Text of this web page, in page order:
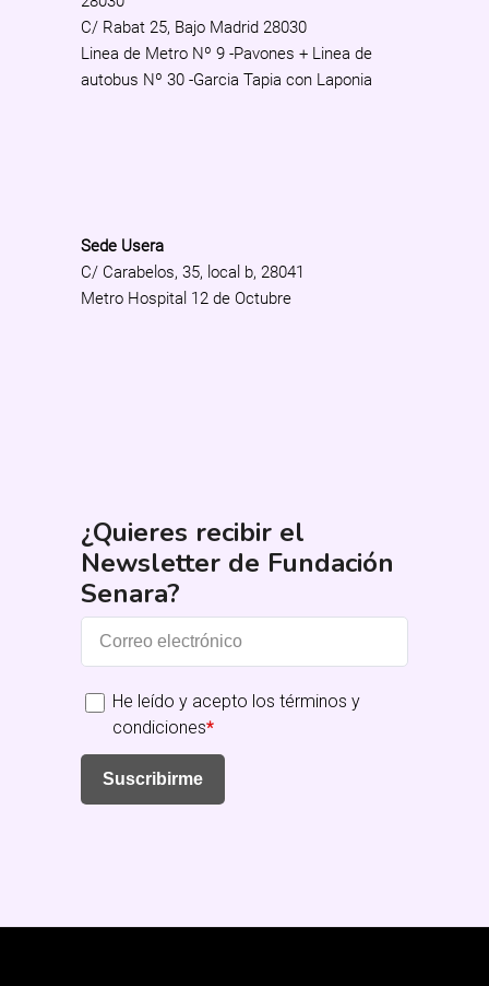
C/ Rabat 25, Bajo Madrid 28030
Linea de Metro Nº 9 -Pavones + Linea de
autobus Nº 30 -Garcia Tapia con Laponia
Sede Usera
C/ Carabelos, 35, local b, 28041
Metro Hospital 12 de Octubre
¿Quieres recibir el
Newsletter de Fundación
Senara?
He leído y acepto los términos y
condiciones*
Suscribirme